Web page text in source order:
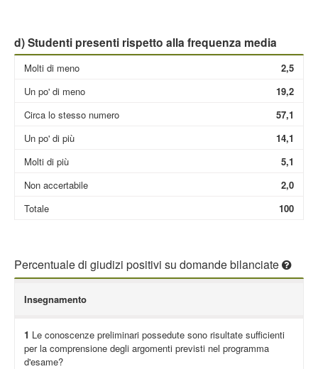
d) Studenti presenti rispetto alla frequenza media
Molti di meno
Un po' di meno
Circa lo stesso numero
Un po' di più
Molti di più
Non accertabile
Totale
2,5
19,2
57,1
14,1
5,1
2,0
100
Percentuale di giudizi positivi su domande bilanciate
Insegnamento
1 Le conoscenze preliminari possedute sono risultate sufficienti
per la comprensione degli argomenti previsti nel programma
d'esame?